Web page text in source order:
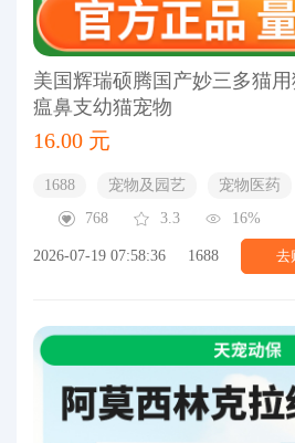
美国辉瑞硕腾国产妙三多猫
瘟鼻支幼猫宠物
16.00 元
1688 宠物及园艺 宠物医药
768
3.3 16%
2026-07-19 07:58:36 1688 去